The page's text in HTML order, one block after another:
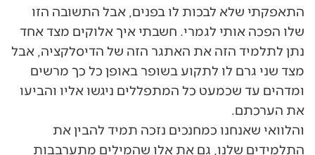
התאפקתי שלא לבכות לו בפנים, אבל התשובה הזו
שלו הפכה אותי לגמרי. חשבתי איך אלוקים מצד אחד
נתן לתלמיד הזה את האתגר הזה של הדיסלקציה, אבל
מצד שני גרם לו לתקוע בשופר באופן כל כך מרשים
ומדהים עד שכמעט כל המתפללים ניגשו אליו והביעו
את הערכתם.
והלוואי שאנחנו כמחנכים נזכה תמיד להבין את
התלמידים שלנו, גם את אלו שהמילים מתערבבות